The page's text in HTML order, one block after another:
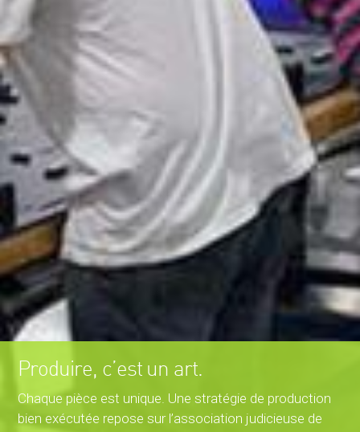
Produire, c’est un art.
Chaque pièce est unique. Une stratégie de production
bien exécutée repose sur l’association judicieuse de